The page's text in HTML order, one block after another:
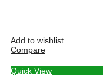
Add to wishlist
Compare
Quick View